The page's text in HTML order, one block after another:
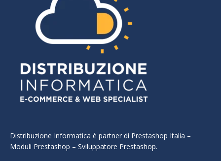
Distribuzione Informatica è partner di Prestashop Italia –
Moduli Prestashop – Sviluppatore Prestashop.